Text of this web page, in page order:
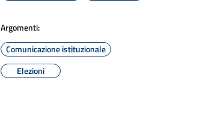
Argomenti:
Comunicazione istituzionale
Elezioni